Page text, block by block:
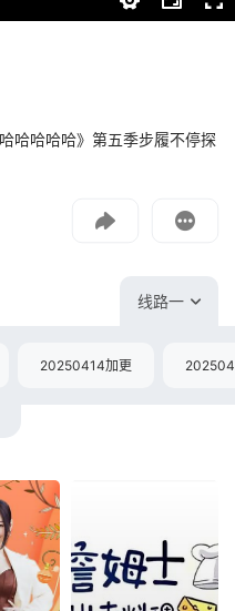
哈哈哈哈》第五季步履不停探
法播放请提交给我们
线路一
20250414加更